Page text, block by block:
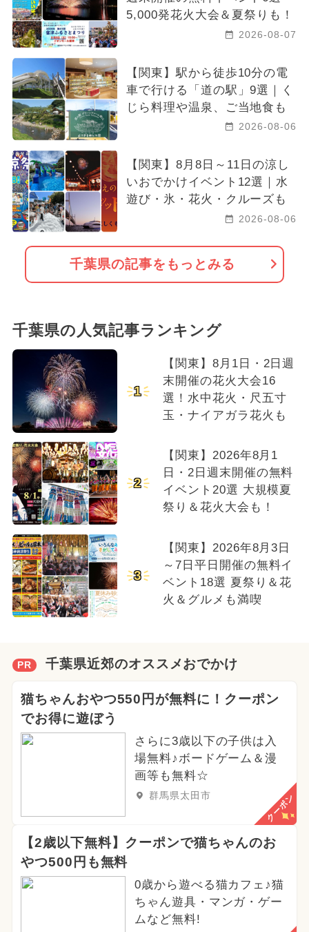
5,000発花火大会＆夏祭りも！
2026-08-07
【関東】駅から徒歩10分の電
車で行ける「道の駅」9選｜く
じら料理や温泉、ご当地食も
2026-08-06
【関東】8月8日～11日の涼し
いおでかけイベント12選｜水
遊び・氷・花火・クルーズも
2026-08-06
千葉県の記事をもっとみる
千葉県の人気記事ランキング
1
【関東】8月1日・2日週
末開催の花火大会16
選！水中花火・尺五寸
玉・ナイアガラ花火も
2
【関東】2026年8月1
日・2日週末開催の無料
イベント20選 大規模夏
祭り＆花火大会も！
3
【関東】2026年8月3日
～7日平日開催の無料イ
ベント18選 夏祭り＆花
火＆グルメも満喫
PR 千葉県近郊のオススメおでかけ
猫ちゃんおやつ550円が無料に！クーポン
でお得に遊ぼう
さらに3歳以下の子供は入
場無料♪ボードゲーム＆漫
画等も無料☆
群馬県太田市 クーポン
【2歳以下無料】クーポンで猫ちゃんのお
やつ500円も無料
0歳から遊べる猫カフェ♪猫
ちゃん遊具・マンガ・ゲー
ムなど無料!